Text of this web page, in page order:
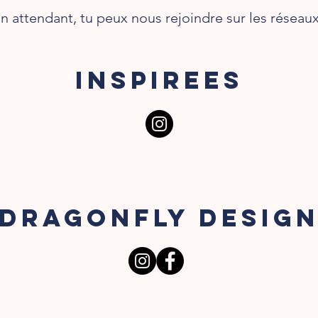
attendant, tu peux nous rejoindre sur les
INSPIREES